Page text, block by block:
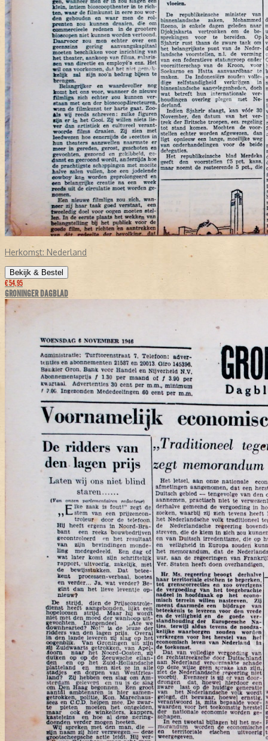
Herkomst: Nederland
Bekijk & Bestel
€ 54,95
GRONINGER DAGBLAD